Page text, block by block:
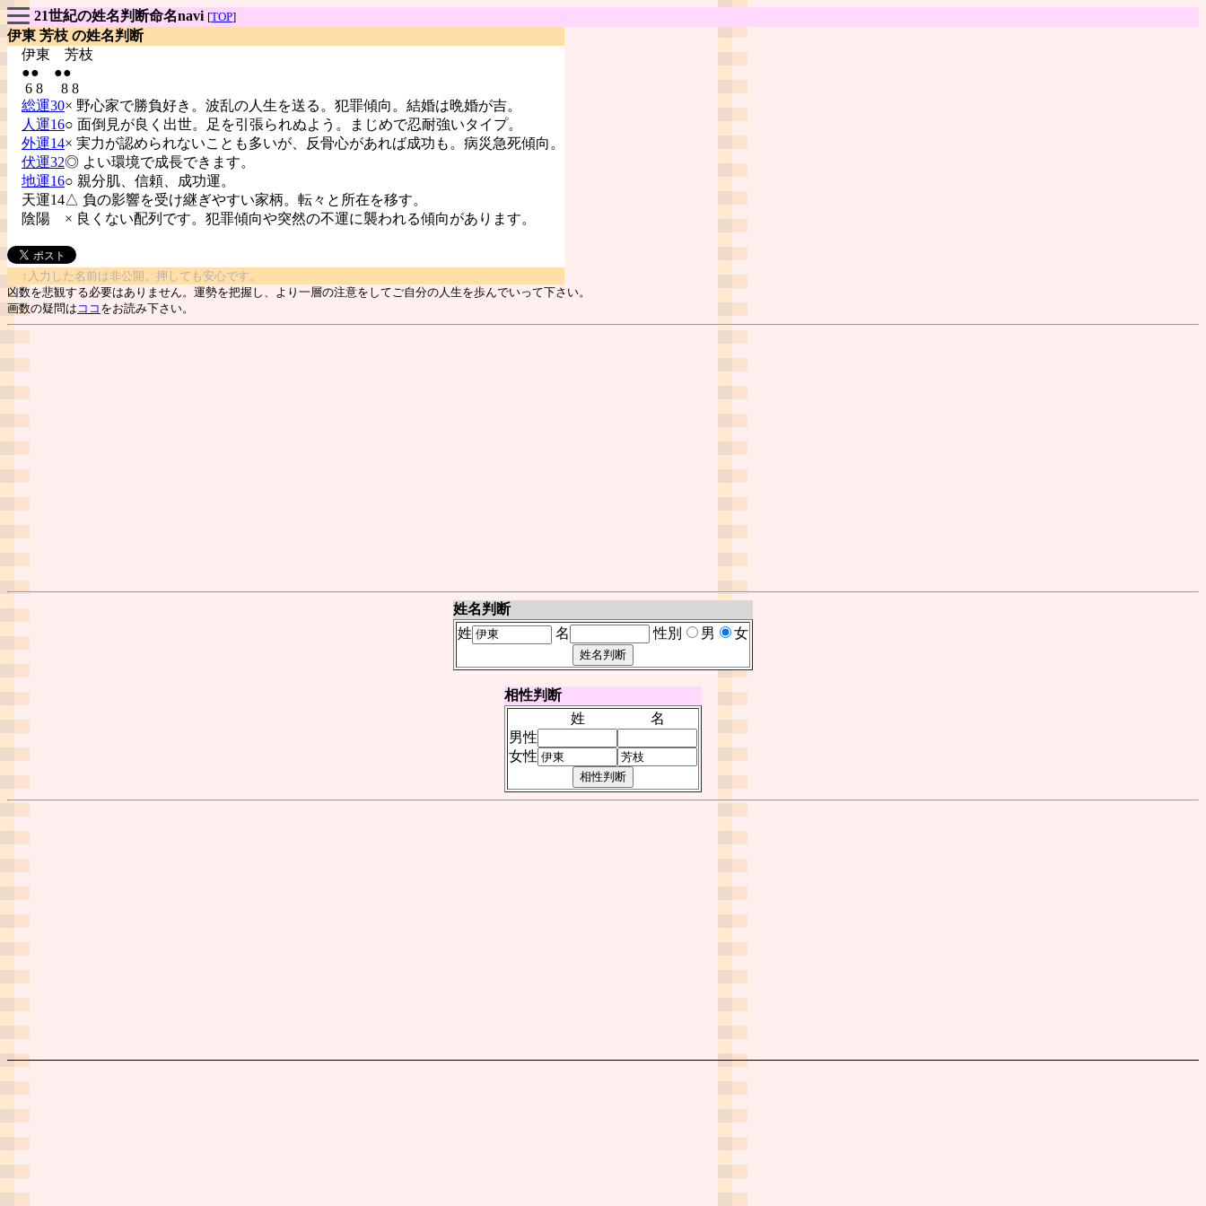
21世紀の姓名判断命名navi [TOP]
伊東 芳枝 の姓名判断
伊東 芳枝
●● ●●
6 8 8 8
総運30× 野心家で勝負好き。波乱の人生を送る。犯罪傾向。結婚は晩婚が吉。
人運16○ 面倒見が良く出世。足を引張られぬよう。まじめで忍耐強いタイプ。
外運14× 実力が認められないことも多いが、反骨心があれば成功も。病災急死傾向。
伏運32◎ よい環境で成長できます。
地運16○ 親分肌、信頼、成功運。
天運14△ 負の影響を受け継ぎやすい家柄。転々と所在を移す。
陰陽 × 良くない配列です。犯罪傾向や突然の不運に襲われる傾向があります。
↑入力した名前は非公開。押しても安心です。
凶数を悲観する必要はありません。運勢を把握し、より一層の注意をしてご自分の人生を歩んでいって下さい。
画数の疑問は ココ をお読み下さい。
姓名判断
姓
名 性別 男 女
相性判断
姓
名
男性
女性